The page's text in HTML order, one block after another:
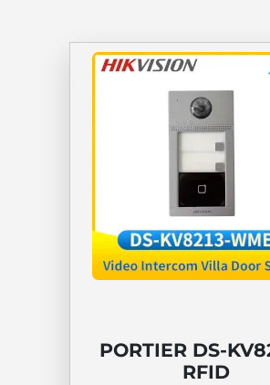
PORTIER DS-
RFID